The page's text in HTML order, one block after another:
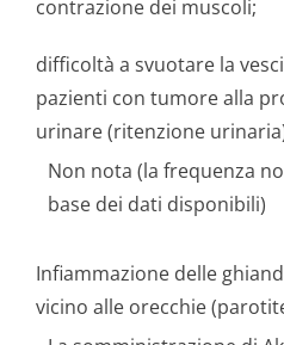
contrazione dei muscoli;
difficoltà a svuotare la
pazienti con tumore alla
urinare (ritenzione
Non nota (la frequenza
base dei dati disponibili)
Infiammazione delle
vicino alle orecchie